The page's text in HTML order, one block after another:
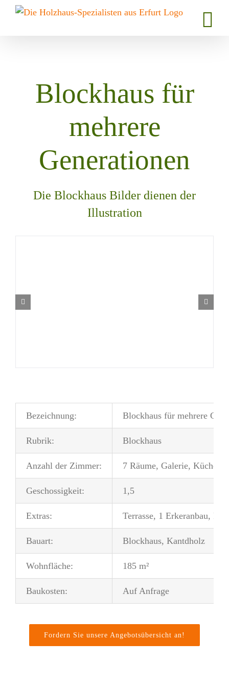
Zum
Blockhaus für
mehrere
Generationen
Die Blockhaus Bilder dienen der
Illustration
Bezeichnung: Blockhaus für mehrere
Rubrik: Blockhaus
Anzahl der Zimmer: 7 Räume, Galerie, Küche,
Geschossigkeit: 1,5
Extras: Terrasse, 1 Erkeranbau,
Bauart: Blockhaus, Kantdholz
Wohnfläche: 185 m²
Baukosten: Auf Anfrage
Fordern Sie unsere Angebotsübersicht an!